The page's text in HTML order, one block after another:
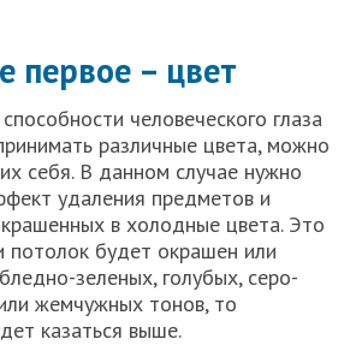
первое – цвет
человеческого глаза
различные цвета, можно
себя. В данном случае нужно
удаления предметов и
в холодные цвета. Это
потолок будет окрашен или
зеленых, голубых, серо-
жемчужных тонов, то
казаться выше.